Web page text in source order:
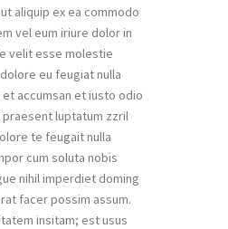
aliquip ex ea commodo
vel eum iriure dolor in
velit esse molestie
eu feugiat nulla
accumsan et iusto odio
luptatum zzril
te feugait nulla
cum soluta nobis
nihil imperdiet doming
facer possim assum.
insitam; est usus